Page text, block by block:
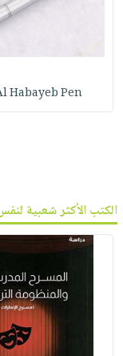
مناسبات
فيديوهات
يتكرر
خدمات
تواصل
معنا
Habayeb Pen
الكتب الأكثر شعبية